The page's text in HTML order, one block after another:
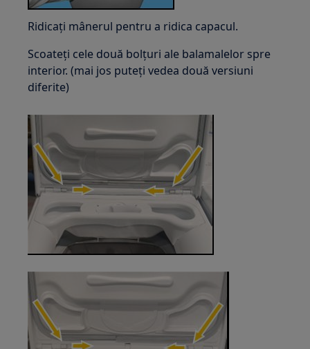
Ridicați mânerul pentru a ridica capacul.
Scoateți cele două bolțuri ale balamalelor spre
interior. (mai jos puteți vedea două versiuni
diferite)